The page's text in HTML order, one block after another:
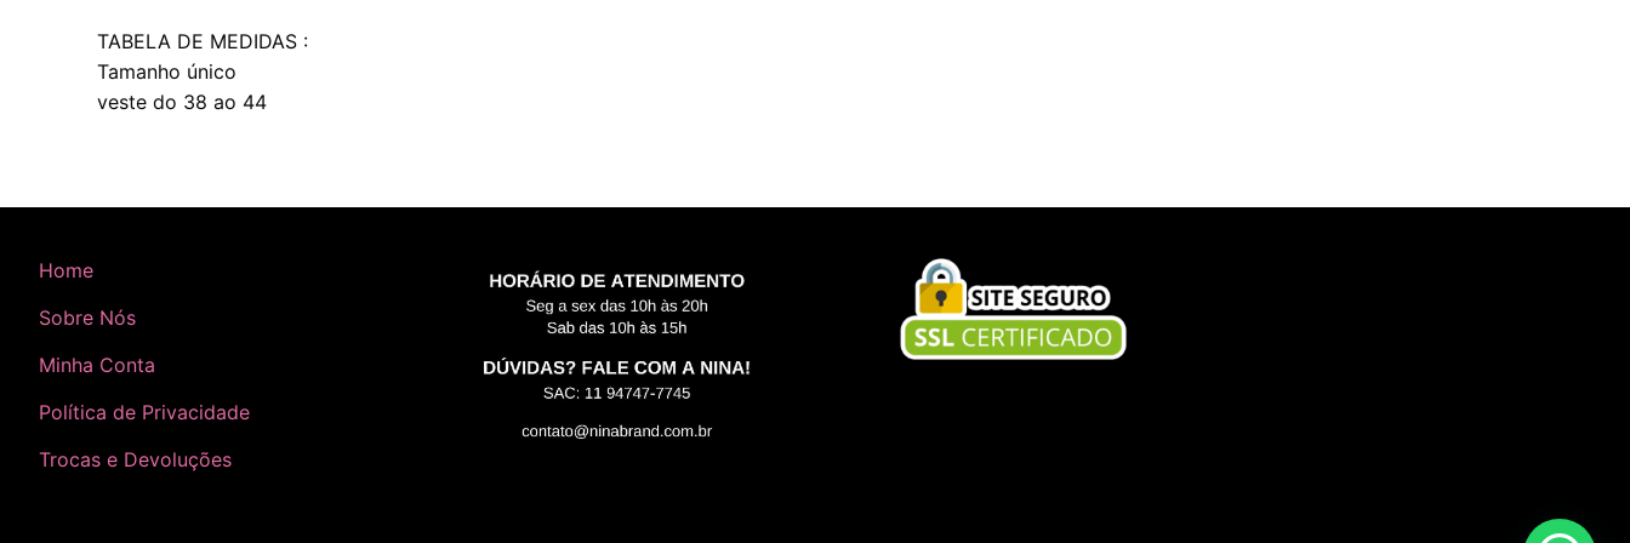
TABELA DE MEDIDAS :
Tamanho único
veste do 38 ao 44
Home
Sobre Nós
Minha Conta
Política de Privacidade
Trocas e Devoluções